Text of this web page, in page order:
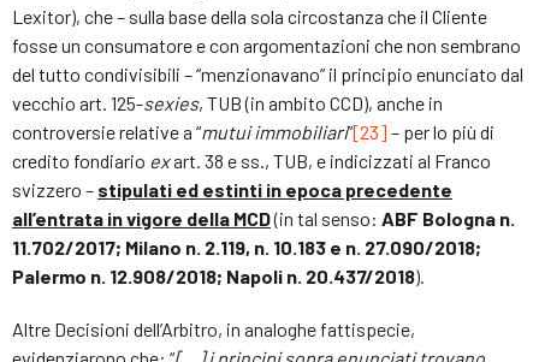
Lexitor), che – sulla base della sola circostanza che il Cliente
fosse un consumatore e con argomentazioni che non sembrano
del tutto condivisibili – “menzionavano” il principio enunciato dal
vecchio art. 125-sexies, TUB (in ambito CCD), anche in
controversie relative a “mutui immobiliari”[23] – per lo più di
credito fondiario exart. 38 e ss., TUB, e indicizzati al Franco
svizzero – stipulati ed estinti in epoca precedente
all’entrata in vigore della MCD(in tal senso: ABF Bologna n.
11.702/2017; Milano n. 2.119, n. 10.183 e n. 27.090/2018;
Palermo n. 12.908/2018; Napoli n. 20.437/2018).
Altre Decisioni dell’Arbitro, in analoghe fattispecie,